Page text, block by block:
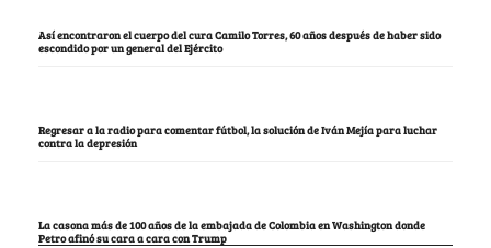
Así encontraron el cuerpo del cura Camilo Torres, 60 años después de haber sido
escondido por un general del Ejército
Regresar a la radio para comentar fútbol, la solución de Iván Mejía para luchar
contra la depresión
La casona más de 100 años de la embajada de Colombia en Washington donde
Petro afinó su cara a cara con Trump